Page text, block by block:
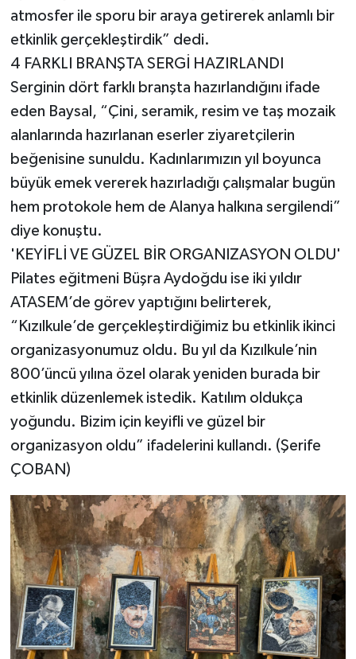
atmosfer ile sporu bir araya getirerek anlamlı bir
etkinlik gerçekleştirdik” dedi.
4 FARKLI BRANŞTA SERGİ HAZIRLANDI
Serginin dört farklı branşta hazırlandığını ifade
eden Baysal, “Çini, seramik, resim ve taş mozaik
alanlarında hazırlanan eserler ziyaretçilerin
beğenisine sunuldu. Kadınlarımızın yıl boyunca
büyük emek vererek hazırladığı çalışmalar bugün
hem protokole hem de Alanya halkına sergilendi”
diye konuştu.
'KEYİFLİ VE GÜZEL BİR ORGANIZASYON OLDU'
Pilates eğitmeni Büşra Aydoğdu ise iki yıldır
ATASEM’de görev yaptığını belirterek,
“Kızılkule’de gerçekleştirdiğimiz bu etkinlik ikinci
organizasyonumuz oldu. Bu yıl da Kızılkule’nin
800’üncü yılına özel olarak yeniden burada bir
etkinlik düzenlemek istedik. Katılım oldukça
yoğundu. Bizim için keyifli ve güzel bir
organizasyon oldu” ifadelerini kullandı. (Şerife
ÇOBAN)